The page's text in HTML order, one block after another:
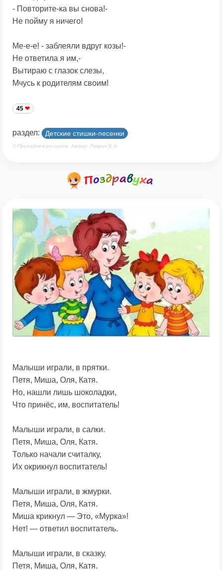
- Повторите-ка вы снова!-
Не пойму я ничего!
Ме-е-е! - заблеяли вдруг козы!-
Не ответила я им,-
Вытираю с глазок слезы,
Мчусь к родителям своим!
45
раздел: Детские стишки-песенки
© Принадлежит сайту. Автор: Лаврик Е.А.
Малыши играли, в прятки.
Петя, Миша, Оля, Катя.
Но, нашли лишь шоколадки,
Что принёс, им, воспитатель!
Малыши играли, в салки.
Петя, Миша, Оля, Катя.
Только начали считалку,
Их окрикнул воспитатель!
Малыши играли, в жмурки.
Петя, Миша, Оля, Катя.
Миша крикнул — Это, «Мурка»!
Нет! — ответил воспитатель.
Малыши играли, в сказку.
Петя, Миша, Оля, Катя.